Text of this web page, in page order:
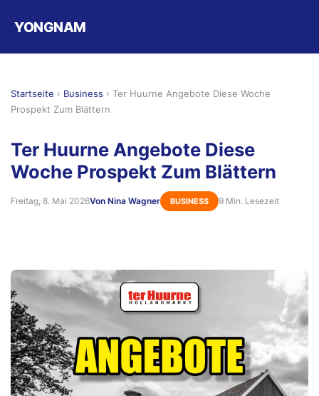
YONGNAM
Startseite › Business › Ter Huurne Angebote Diese Woche
Prospekt Zum Blättern
Ter Huurne Angebote Diese
Woche Prospekt Zum Blättern
Freitag, 8. Mai 2026Von Nina Wagner BUSINESS 9 Min. Lesezeit